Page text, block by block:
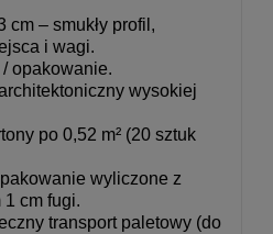
cm – smukły profil,
i wagi.
opakowanie.
wysokiej
po 0,52 m² (20 sztuk
wyliczone z
cm fugi.
transport paletowy (do